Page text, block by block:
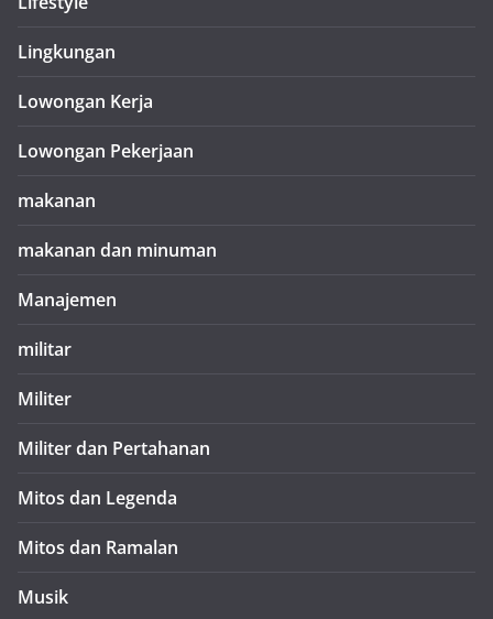
Lingkungan
Lowongan Kerja
Lowongan Pekerjaan
makanan
makanan dan minuman
Manajemen
militar
Militer
Militer dan Pertahanan
Mitos dan Legenda
Mitos dan Ramalan
Musik